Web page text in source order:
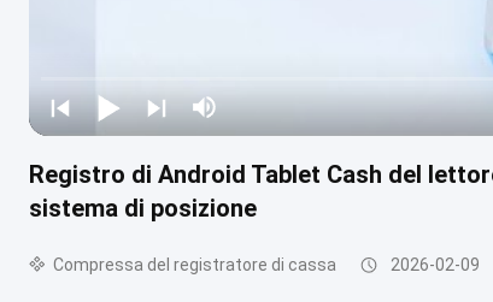
Registro di Android Tablet Cash del
sistema di posizione
Compressa del registratore di cassa 2026-02-09